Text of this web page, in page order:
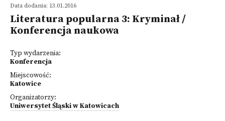
Data dodania: 13.01.2016
Literatura popularna 3: Kryminał /
Konferencja naukowa
Typ wydarzenia:
Konferencja
Miejscowość:
Katowice
Organizatorzy:
Uniwersytet Śląski w Katowicach